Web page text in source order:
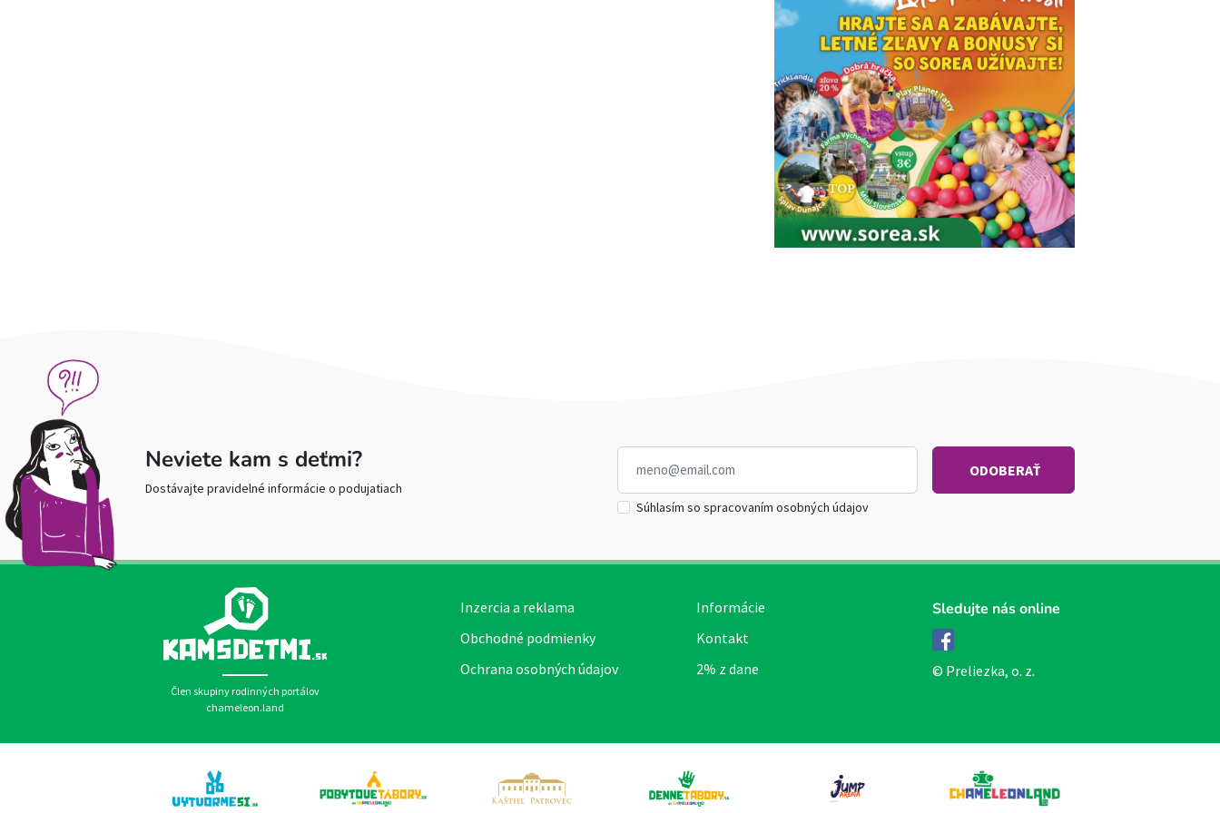
Neviete kam s deťmi?
Dostávajte pravidelné informácie o podujatiach
Súhlasím so spracovaním osobných údajov
Člen skupiny rodinných portálov
chameleon.land
Inzercia a reklama
Obchodné podmienky
Ochrana osobných údajov
Informácie
Kontakt
2% z dane
Sledujte nás online
© Preliezka, o. z.